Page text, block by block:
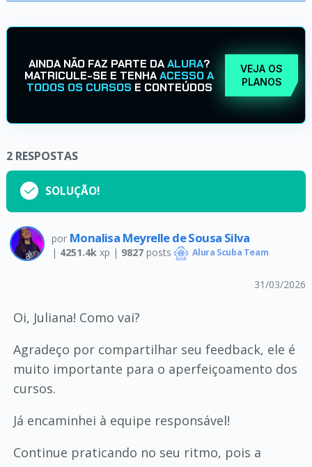
AINDA NÃO FAZ PARTE DAALURA?
MATRICULE-SE E TENHAACESSO A
TODOS OS CURSOS E CONTEÚDOS
VEJA OS
PLANOS
2 RESPOSTAS
SOLUÇÃO!
por Monalisa Meyrelle de Sousa Silva
| 4251.4k xp | 9827posts Alura Scuba Team
31/03/2026
Oi, Juliana! Como vai?
Agradeço por compartilhar seu feedback, ele é
muito importante para o aperfeiçoamento dos
cursos.
Já encaminhei à equipe responsável!
Continue praticando no seu ritmo, pois a